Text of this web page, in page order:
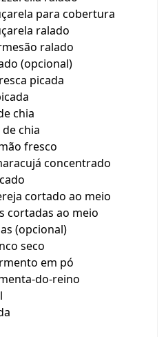
para cobertura
ralado
ralado
(opcional)
picada
chia
chia
fresco
concentrado
cortado ao meio
cortadas ao meio
(opcional)
seco
em pó
do-reino